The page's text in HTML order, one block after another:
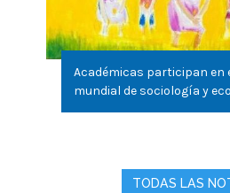
Académicas participan en
mundial de sociología y
TODAS LAS